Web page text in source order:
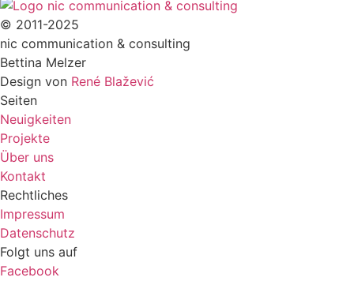
© 2011-2025
nic communication & consulting
Bettina Melzer
Design von René Blažević
Seiten
Neuigkeiten
Projekte
Über uns
Kontakt
Rechtliches
Impressum
Datenschutz
Folgt uns auf
Facebook